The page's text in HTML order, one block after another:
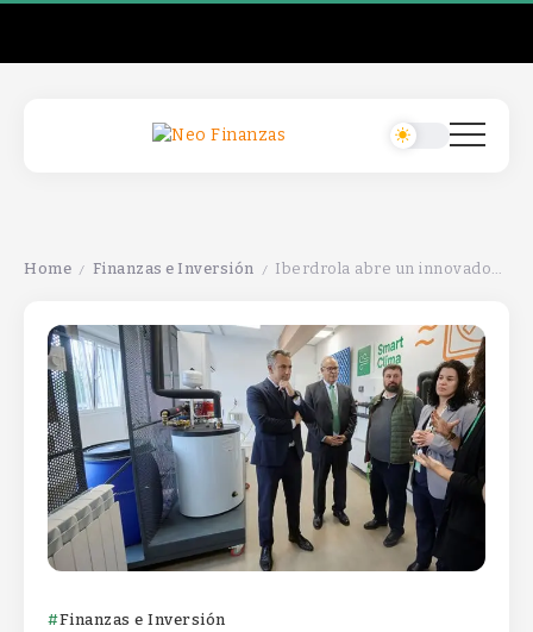
Home / Finanzas e Inversión / Iberdrola abre un innovador centro de formación para instaladores de soluciones energéticas.
Finanzas e Inversión